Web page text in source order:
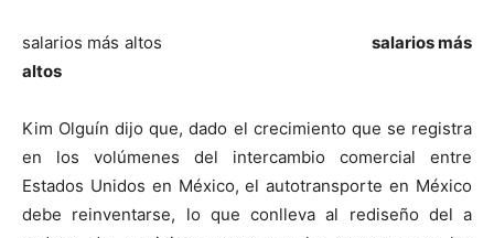
salarios más altos salarios más
altos
Kim Olguín dijo que, dado el crecimiento que se registra
en los volúmenes del intercambio comercial entre
Estados Unidos en México, el autotransporte en México
debe reinventarse, lo que conlleva al rediseño del a